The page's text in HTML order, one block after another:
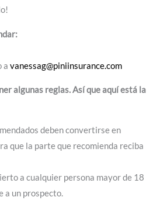
a vanessag@piniinsurance.com
algunas reglas. Así que aquí está la
deben convertirse en
que la parte que recomienda reciba
a cualquier persona mayor de 18
a un prospecto.